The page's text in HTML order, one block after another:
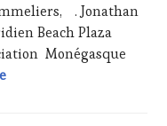
. Jonathan
Beach Plaza
Monégasque
Samedi 09 décembre